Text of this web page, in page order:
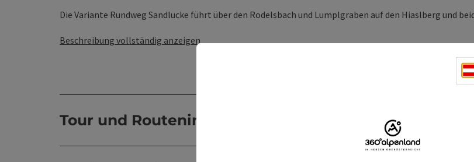
Die Variante Rundweg Sandlucke führt über den Rodelsbach und Lumplgraben auf den Hiaslberg und
Beschreibung vollständig anzeigen
Tour und Routeninformationen